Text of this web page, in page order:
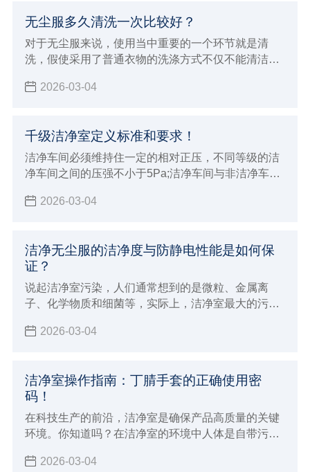
无尘服多久清洗一次比较好？
对于无尘服来说，使用当中重要的一个环节就是清
洗，假使采用了普通衣物的洗涤方式不仅不能清洁和
搬运过程中，也会有附着灰尘及微生物的危险，所以
2026-03-04
千级洁净室定义标准和要求！
洁净车间必须维持住一定的相对正压，不同等级的洁
净车间之间的压强不小于5Pa;洁净车间与非洁净车间
逆流到高级洁净车间
2026-03-04
洁净无尘服的洁净度与防静电性能是如何保
证？
说起洁净室污染，人们通常想到的是微粒、金属离
子、化学物质和细菌等，实际上，洁净室最大的污染
埃和静电的防护显得十分重要。
2026-03-04
洁净室操作指南：丁腈手套的正确使用密
码！
在科技生产的前沿，洁净室是确保产品高质量的关键
环境。你知道吗？在洁净室的环境中人体是自带污染
装材料，从而会导致人体分泌的汗液毛发等污染物损
2026-03-04